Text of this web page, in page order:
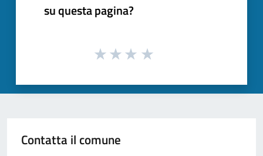
su questa pagina?
Contatta il comune